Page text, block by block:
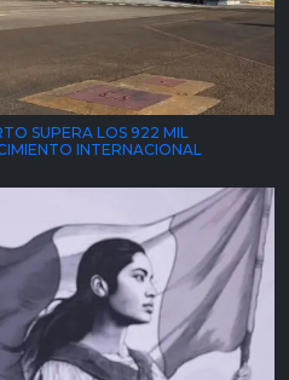
SUPERA LOS 922 MIL
INTERNACIONAL